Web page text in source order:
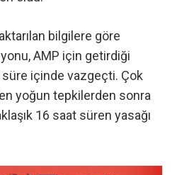
bilgilere göre
AMP için getirdiği
içinde vazgeçti. Çok
yoğun tepkilerden sonra
16 saat süren yasağı